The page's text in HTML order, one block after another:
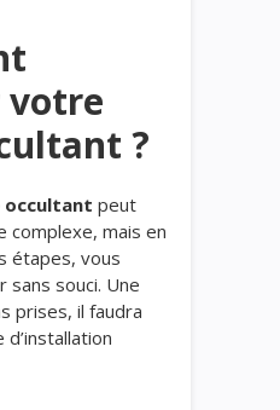
?
peut
complexe, mais en
étapes, vous
sans souci. Une
prises, il faudra